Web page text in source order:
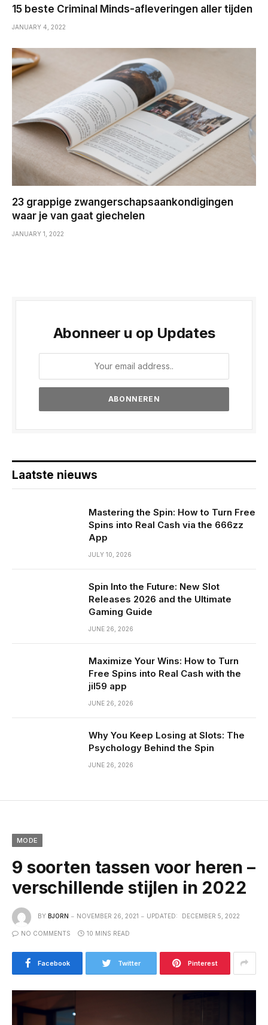
15 beste Criminal Minds-afleveringen aller tijden
JANUARY 4, 2022
23 grappige zwangerschapsaankondigingen
waar je van gaat giechelen
JANUARY 1, 2022
Abonneer u op Updates
Laatste nieuws
Mastering the Spin: How to Turn Free
Spins into Real Cash via the 666zz
App
JULY 10, 2026
Spin Into the Future: New Slot
Releases 2026 and the Ultimate
Gaming Guide
JUNE 26, 2026
Maximize Your Wins: How to Turn
Free Spins into Real Cash with the
jil59 app
JUNE 26, 2026
Why You Keep Losing at Slots: The
Psychology Behind the Spin
JUNE 26, 2026
MODE
9 soorten tassen voor heren –
verschillende stijlen in 2022
BY BJORN NOVEMBER 26, 2021 UPDATED: DECEMBER 5, 2022
NO COMMENTS 10 MINS READ
Facebook Twitter Pinterest